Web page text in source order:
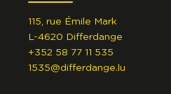
115, rue Émile Mark
L-4620 Differdange
+352 58 77 11 535
1535@differdange.lu